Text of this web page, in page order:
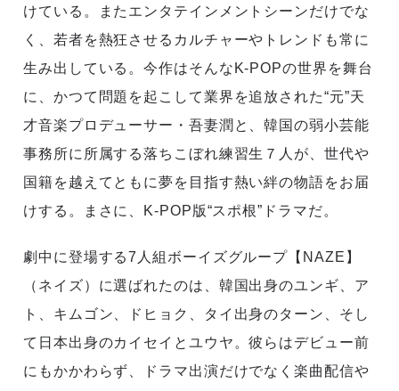
けている。またエンタテインメントシーンだけでな
く、若者を熱狂させるカルチャーやトレンドも常に
生み出している。今作はそんなK-POPの世界を舞台
に、かつて問題を起こして業界を追放された“元”天
才音楽プロデューサー・吾妻潤と、韓国の弱小芸能
事務所に所属する落ちこぼれ練習生７人が、世代や
国籍を越えてともに夢を目指す熱い絆の物語をお届
けする。まさに、K-POP版“スポ根”ドラマだ。
劇中に登場する7人組ボーイズグループ【NAZE】
（ネイズ）に選ばれたのは、韓国出身のユンギ、ア
ト、キムゴン、ドヒョク、タイ出身のターン、そし
て日本出身のカイセイとユウヤ。彼らはデビュー前
にもかかわらず、ドラマ出演だけでなく楽曲配信や